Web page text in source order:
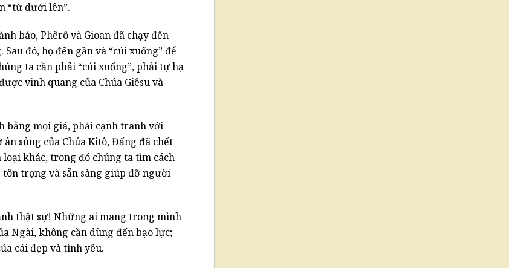
“từ dưới lên”.
báo, Phêrô và Gioan đã chạy đến
đó, họ đến gần và “cúi xuống” để
ta cần phải “cúi xuống”, phải tự hạ
vinh quang của Chúa Giêsu và
bằng mọi giá, phải cạnh tranh với
sủng của Chúa Kitô, Đấng đã chết
khác, trong đó chúng ta tìm cách
trọng và sẵn sàng giúp đỡ người
thật sự! Những ai mang trong mình
Ngài, không cần dùng đến bạo lực;
cái đẹp và tình yêu.